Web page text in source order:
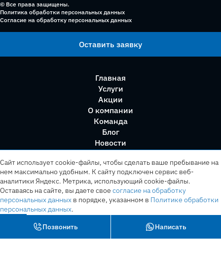
© Все права защищены.
Политика обработки персональных данных
Согласие на обработку персональных данных
Оставить заявку
Главная
Услуги
Акции
О компании
Команда
Блог
Новости
Позвонить Написать
Сайт использует cookie-файлы, чтобы сделать ваше пребывание на
нем максимально удобным. К cайту подключен сервис веб-
аналитики Яндекс. Метрика, использующий cookie-файлы.
Оставаясь на сайте, вы даете свое согласие на обработку
персональных данных в порядке, указанном в Политике обработки
персональных данных.